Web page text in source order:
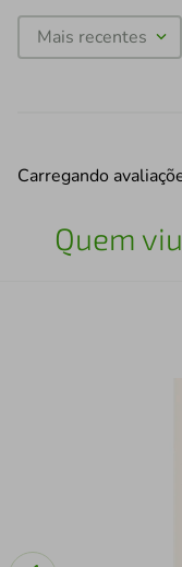
Mais recentes
Carregando
Quem